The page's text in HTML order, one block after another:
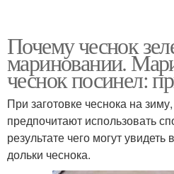
Почему чеснок
мариновании.
чеснок посинел:
При заготовке чеснока на
предпочитают использовать
результате чего могут
дольки чеснока.